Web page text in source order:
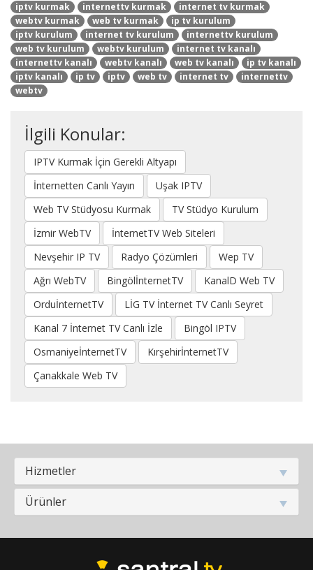
iptv kurmak
internettv kurmak
internet tv kurmak
webtv kurmak
web tv kurmak
ip tv kurulum
iptv kurulum
internet tv kurulum
internettv kurulum
web tv kurulum
webtv kurulum
internet tv kanalı
internettv kanalı
webtv kanalı web tv kanalı
ip tv kanalı
iptv kanalı
ip tv iptv web tv internet tv
internettv
webtv
İlgili Konular:
IPTV Kurmak İçin Gerekli Altyapı
İnternetten Canlı Yayın
Uşak IPTV
Web TV Stüdyosu Kurmak
TV Stüdyo Kurulum
İzmir WebTV
İnternetTV Web Siteleri
Nevşehir IP TV
Radyo Çözümleri
Wep TV
Ağrı WebTV
BingölİnternetTV
KanalD Web TV
OrduİnternetTV
LİG TV İnternet TV Canlı Seyret
Kanal 7 İnternet TV Canlı İzle
Bingöl IPTV
OsmaniyeİnternetTV
KırşehirİnternetTV
Çanakkale Web TV
Hizmetler
Ürünler